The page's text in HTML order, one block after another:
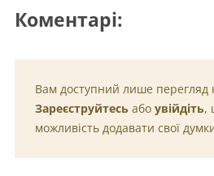
Коментарі:
Вам доступний лише перегляд
Зареєструйтесь або увійдіть,
можливість додавати свої